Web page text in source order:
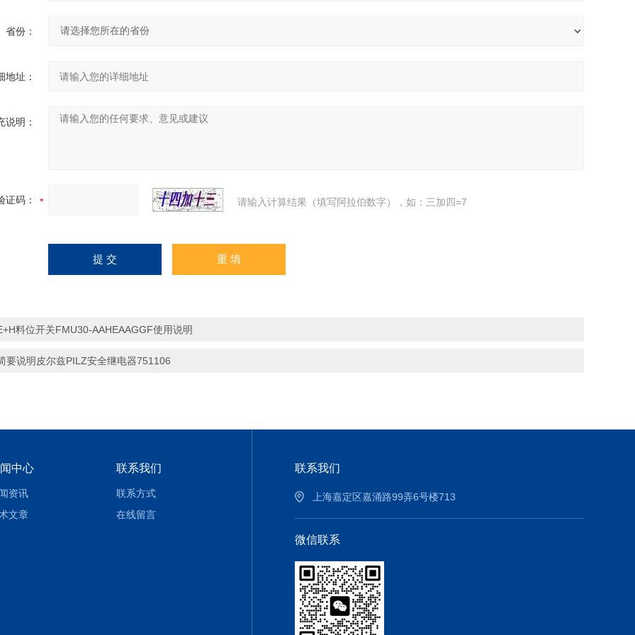
省份：
地址：
说明：
证码： 请输入计算结果（填写阿拉伯数字），如：三加四=7
料位开关FMU30-AAHEAAGGF使用说明
要说明皮尔兹PILZ安全继电器751106
中心
资讯
文章
联系我们
联系方式
在线留言
联系我们
上海嘉定区嘉涌路99弄6号楼713
微信联系